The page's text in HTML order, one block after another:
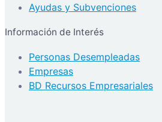
Ayudas y Subvenciones
Información de Interés
Personas Desempleadas
Empresas
BD Recursos Empresariales